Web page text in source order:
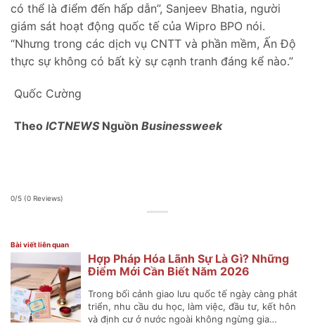
có thể là điểm đến hấp dẫn”, Sanjeev Bhatia, người
giám sát hoạt động quốc tế của Wipro BPO nói.
“Nhưng trong các dịch vụ CNTT và phần mềm, Ấn Độ
thực sự không có bất kỳ sự cạnh tranh đáng kể nào.”
Quốc Cường
Theo ICTNEWSNguồn Businessweek
0/5 (0 Reviews)
Bài viết liên quan
Hợp Pháp Hóa Lãnh Sự Là Gì? Những
Điểm Mới Cần Biết Năm 2026
Trong bối cảnh giao lưu quốc tế ngày càng phát
triển, nhu cầu du học, làm việc, đầu tư, kết hôn
và định cư ở nước ngoài không ngừng gia…